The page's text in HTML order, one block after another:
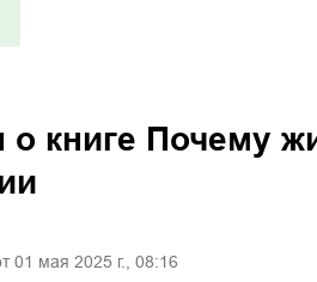
книге Почему
01 мая 2025 г., 08:16